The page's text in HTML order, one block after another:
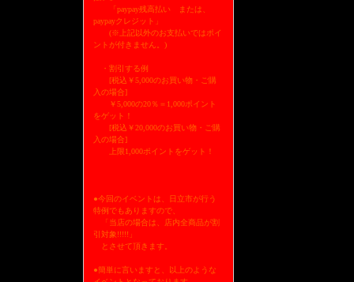
「paypay残高払い または、
paypayクレジット」
(※上記以外のお支払いではポイ
ントが付きません。)
・割引する例
[税込￥5,000のお買い物・ご購
入の場合]
￥5,000の20％＝1,000ポイント
をゲット！
[税込￥20,000のお買い物・ご購
入の場合]
上限1,000ポイントをゲット！
●今回のイベントは、日立市が行う
特例でもありますので、
「当店の場合は、店内全商品が割
引対象!!!!!」
とさせて頂きます。
●簡単に言いますと、以上のような